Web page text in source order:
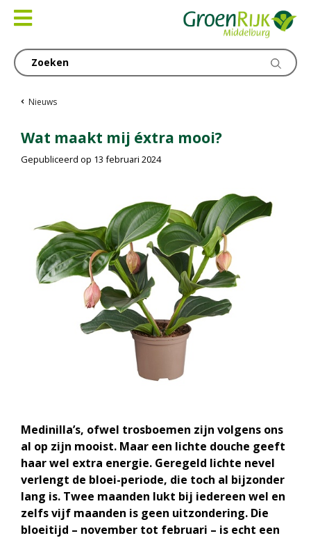
naar
Nieuws
Wat maakt mij éxtra mooi?
Gepubliceerd op 13 februari 2024
Medinilla’s, ofwel trosboemen zijn volgens ons
al op zijn mooist. Maar een lichte douche geeft
haar wel extra energie. Geregeld lichte nevel
verlengt de bloei-periode, die toch al bijzonder
lang is. Twee maanden lukt bij iedereen wel en
zelfs vijf maanden is geen uitzondering. Die
bloeitijd – november tot februari – is echt een